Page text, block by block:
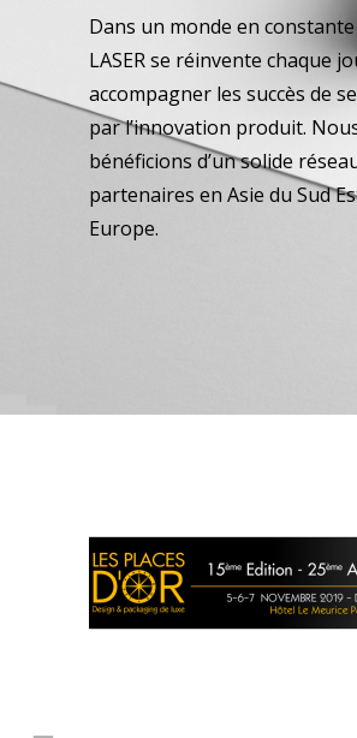
Dans un monde en
LASER se réinvente chaque
accompagner les succès de
par l’innovation produit.
bénéficions d’un solide
partenaires en Asie du Sud
Europe.